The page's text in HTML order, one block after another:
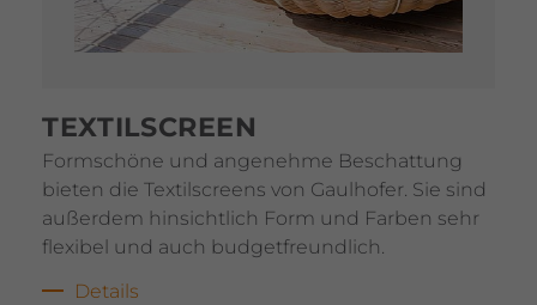
TEXTIL­SCREEN
Form­schöne und ange­nehme Beschat­tung
bieten die Textil­screens von Gaul­hofer. Sie sind
außerdem hinsicht­lich Form und Farben sehr
flexibel und auch budget­freund­lich.
Details